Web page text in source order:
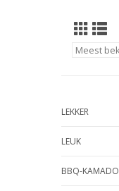
LEKKER
LEUK
BBQ-KAMADO